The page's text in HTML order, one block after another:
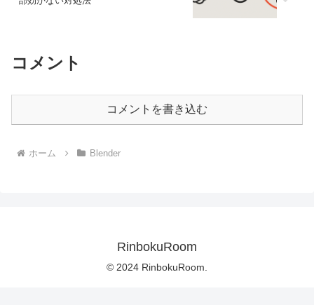
コメント
コメントを書き込む
ホーム Blender
RinbokuRoom
© 2024 RinbokuRoom.